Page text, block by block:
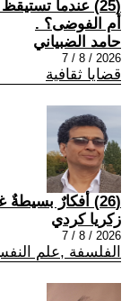
(25) عندما
أم الفوضى؟ .
حامد الضبياني
2026 / 8 / 7
قضايا ثقافية
(26) أفكارٌ بسيطةٌ غير مُلزمة لأحد ..101
زكريا كردي
2026 / 8 / 7
الفلسفة ,علم